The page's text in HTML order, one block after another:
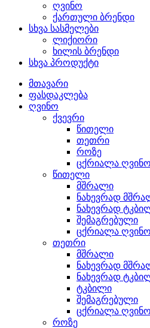
ღვინო
ქართული ბრენდი
სხვა სასმელები
ლიქიორი
ხილის ბრენდი
სხვა პროდუქტი
მთავარი
ფასდაკლება
ღვინო
ქვევრი
წითელი
თეთრი
როზე
ცქრიალა ღვინო
წითელი
მშრალი
ნახევრად
ნახევრად
შემაგრებული
ცქრიალა ღვინო
თეთრი
მშრალი
ნახევრად
ნახევრად
ტკბილი
შემაგრებული
ცქრიალა ღვინო
როზე